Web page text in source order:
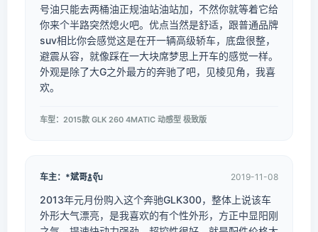
号油只能去两桶油正规油站油站加，不然你就等着它给
你来个半路突然熄火吧。优点当然是舒适，跟普通品牌
suv相比你会感觉这是在开一辆高级轿车，底盘很整，
避震从容，就像踩在一大块席梦思上开车的感觉一样。
外观是除了大G之外最方的奔驰了吧，见棱见角，我喜
欢。
车型：2015款 GLK 260 4MATIC 动感型 极致版
车主：*斌哥࿄จุ๊บ 2019-11-08
2013年元月份购入这个奔驰GLK300，整体上说该车
外形大气漂亮，是我喜欢的有个性外形，方正中显阳刚